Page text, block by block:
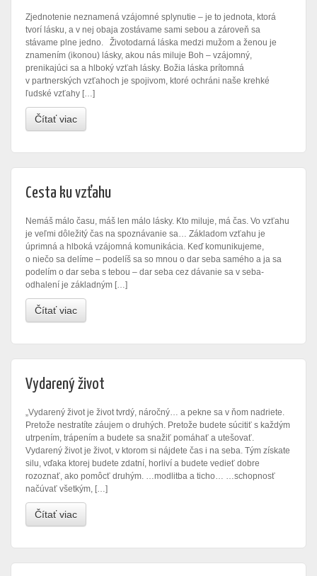
Zjednotenie neznamená vzájomné splynutie – je to jednota, ktorá
tvorí lásku, a v nej obaja zostávame sami sebou a zároveň sa
stávame plne jedno. Životodarná láska medzi mužom a ženou je
znamením (ikonou) lásky, akou nás miluje Boh – vzájomný,
prenikajúci sa a hlboký vzťah lásky. Božia láska prítomná
v partnerských vzťahoch je spojivom, ktoré ochráni naše krehké
ľudské vzťahy […]
Čítať viac
Cesta ku vzťahu
Nemáš málo času, máš len málo lásky. Kto miluje, má čas. Vo vzťahu
je veľmi dôležitý čas na spoznávanie sa… Základom vzťahu je
úprimná a hlboká vzájomná komunikácia. Keď komunikujeme,
o niečo sa delíme – podelíš sa so mnou o dar seba samého a ja sa
podelím o dar seba s tebou – dar seba cez dávanie sa v seba-
odhalení je základným […]
Čítať viac
Vydarený život
„Vydarený život je život tvrdý, náročný… a pekne sa v ňom nadriete.
Pretože nestratíte záujem o druhých. Pretože budete súcitiť s každým
utrpením, trápením a budete sa snažiť pomáhať a utešovať.
Vydarený život je život, v ktorom si nájdete čas i na seba. Tým získate
silu, vďaka ktorej budete zdatní, horliví a budete vedieť dobre
rozoznať, ako pomôcť druhým. …modlitba a ticho… …schopnosť
načúvať všetkým, […]
Čítať viac